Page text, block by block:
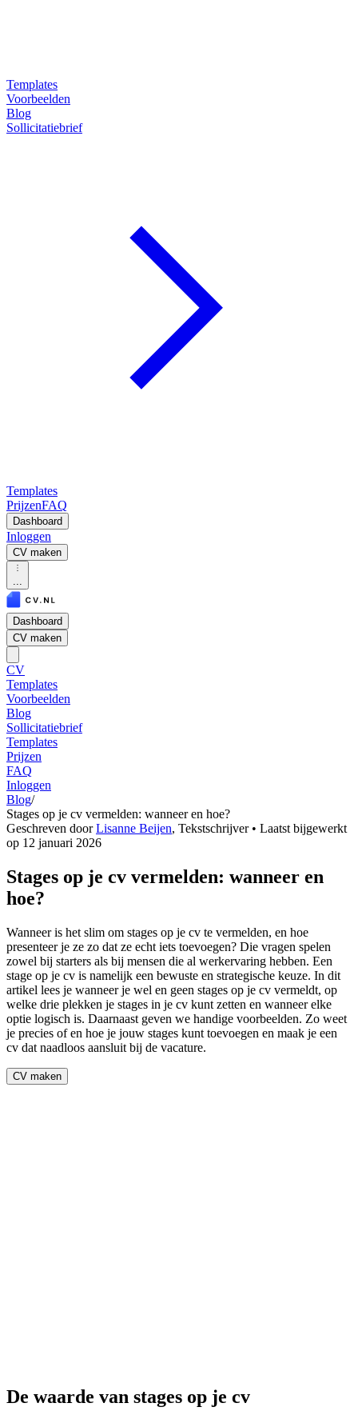
Templates
Voorbeelden
Blog
Sollicitatiebrief
Templates
PrijzenFAQ
Dashboard
Inloggen
CV maken
...
Dashboard
CV maken
CV
Templates
Voorbeelden
Blog
Sollicitatiebrief
Templates
Prijzen
FAQ
Inloggen
Blog/
Stages op je cv vermelden: wanneer en hoe?
Geschreven doorLisanne Beijen, Tekstschrijver• Laatst bijgewerkt
op 12 januari 2026
Stages op je cv vermelden: wanneer en
hoe?
Wanneer is het slim om stages op je cv te vermelden, en hoe
presenteer je ze zo dat ze echt iets toevoegen? Die vragen spelen
zowel bij starters als bij mensen die al werkervaring hebben. Een
stage op je cv is namelijk een bewuste en strategische keuze. In dit
artikel lees je wanneer je wel en geen stages op je cv vermeldt, op
welke drie plekken je stages in je cv kunt zetten en wanneer elke
optie logisch is. Daarnaast geven we handige voorbeelden. Zo weet
je precies of en hoe je jouw stages kunt toevoegen en maak je een
cv dat naadloos aansluit bij de vacature.
CV maken
De waarde van stages op je cv